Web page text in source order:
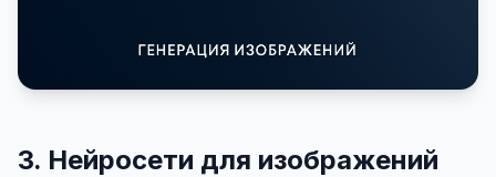
3. Нейросети для изображений